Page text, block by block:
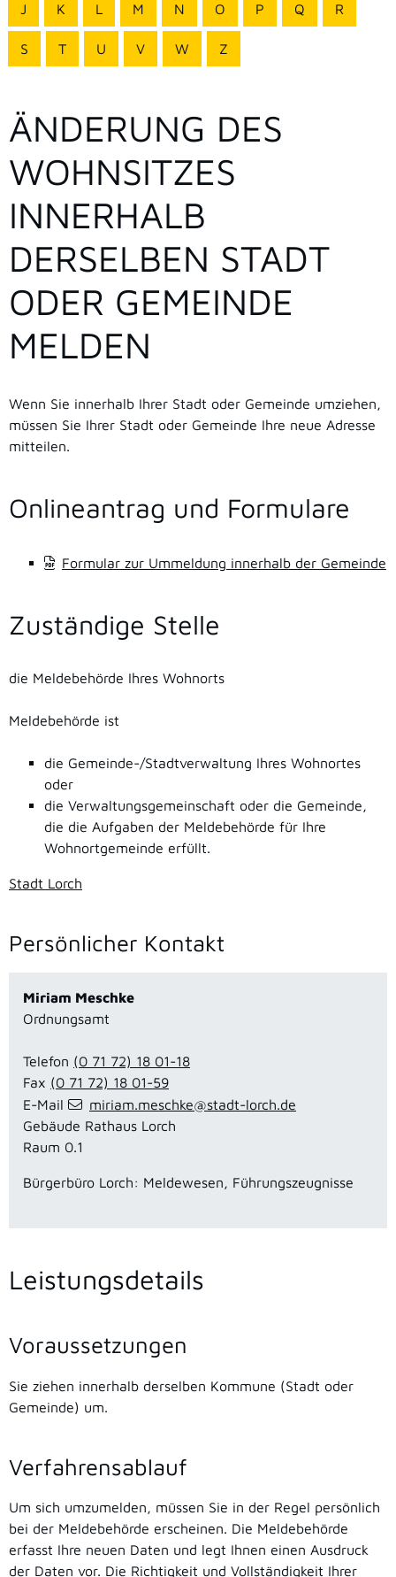
J K L M N O P Q R
S T U V W Z
ÄNDERUNG DES
WOHNSITZES
INNERHALB
DERSELBEN STADT
ODER GEMEINDE
MELDEN
Wenn Sie innerhalb Ihrer Stadt oder Gemeinde umziehen,
müssen Sie Ihrer Stadt oder Gemeinde Ihre neue Adresse
mitteilen.
Onlineantrag und Formulare
Formular zur Ummeldung innerhalb der Gemeinde
Zuständige Stelle
die Meldebehörde Ihres Wohnorts
Meldebehörde ist
die Gemeinde-/Stadtverwaltung Ihres Wohnortes
oder
die Verwaltungsgemeinschaft oder die Gemeinde,
die die Aufgaben der Meldebehörde für Ihre
Wohnortgemeinde erfüllt.
Stadt Lorch
Persönlicher Kontakt
Miriam Meschke
Ordnungsamt
Telefon (0 71 72) 18 01-18
Fax (0 71 72) 18 01-59
E-Mail
miriam.meschke@stadt-lorch.de
Gebäude Rathaus Lorch
Raum 0.1
Bürgerbüro Lorch: Meldewesen, Führungszeugnisse
Leistungsdetails
Voraussetzungen
Sie ziehen innerhalb derselben Kommune (Stadt oder
Gemeinde) um.
Verfahrensablauf
Um sich umzumelden, müssen Sie in der Regel persönlich
bei der Meldebehörde erscheinen. Die Meldebehörde
erfasst Ihre neuen Daten und legt Ihnen einen Ausdruck
der Daten vor. Die Richtigkeit und Vollständigkeit Ihrer